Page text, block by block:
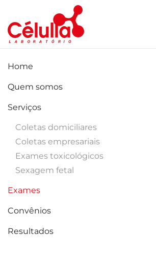
Skip to main content
Home
Quem somos
Serviços
Coletas domiciliares
Coletas empresariais
Exames toxicológicos
Sexagem fetal
Exames
Convênios
Resultados